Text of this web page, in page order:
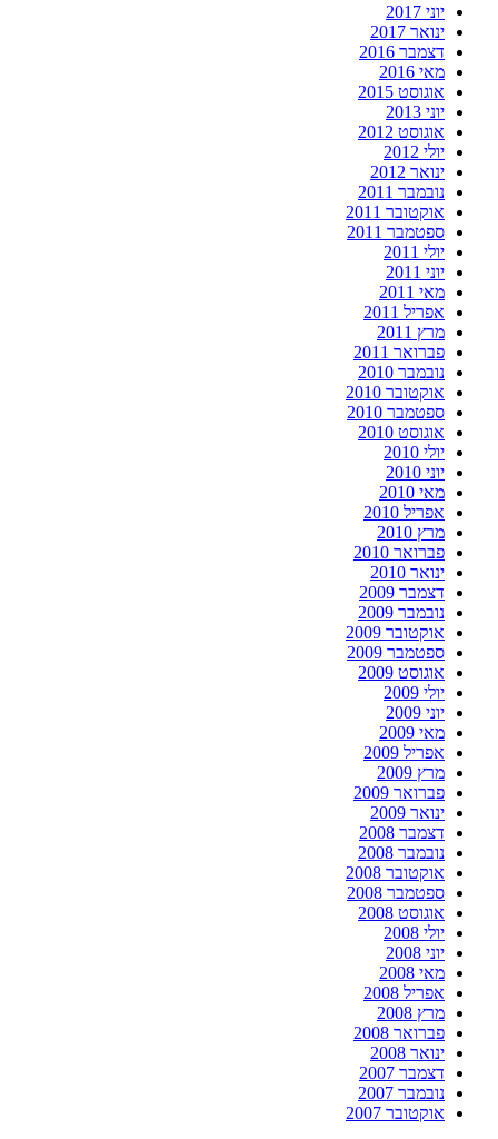
יוני 2017
ינואר 2017
דצמבר 2016
מאי 2016
אוגוסט 2015
יוני 2013
אוגוסט 2012
יולי 2012
ינואר 2012
נובמבר 2011
אוקטובר 2011
ספטמבר 2011
יולי 2011
יוני 2011
מאי 2011
אפריל 2011
מרץ 2011
פברואר 2011
נובמבר 2010
אוקטובר 2010
ספטמבר 2010
אוגוסט 2010
יולי 2010
יוני 2010
מאי 2010
אפריל 2010
מרץ 2010
פברואר 2010
ינואר 2010
דצמבר 2009
נובמבר 2009
אוקטובר 2009
ספטמבר 2009
אוגוסט 2009
יולי 2009
יוני 2009
מאי 2009
אפריל 2009
מרץ 2009
פברואר 2009
ינואר 2009
דצמבר 2008
נובמבר 2008
אוקטובר 2008
ספטמבר 2008
אוגוסט 2008
יולי 2008
יוני 2008
מאי 2008
אפריל 2008
מרץ 2008
פברואר 2008
ינואר 2008
דצמבר 2007
נובמבר 2007
אוקטובר 2007